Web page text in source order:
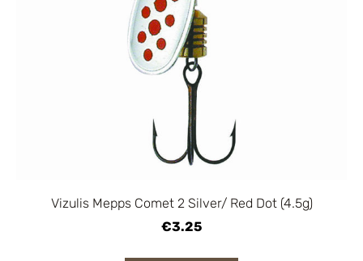
Vizulis Mepps Comet 2 Silver/ Red Dot (4.5g)
€3.25